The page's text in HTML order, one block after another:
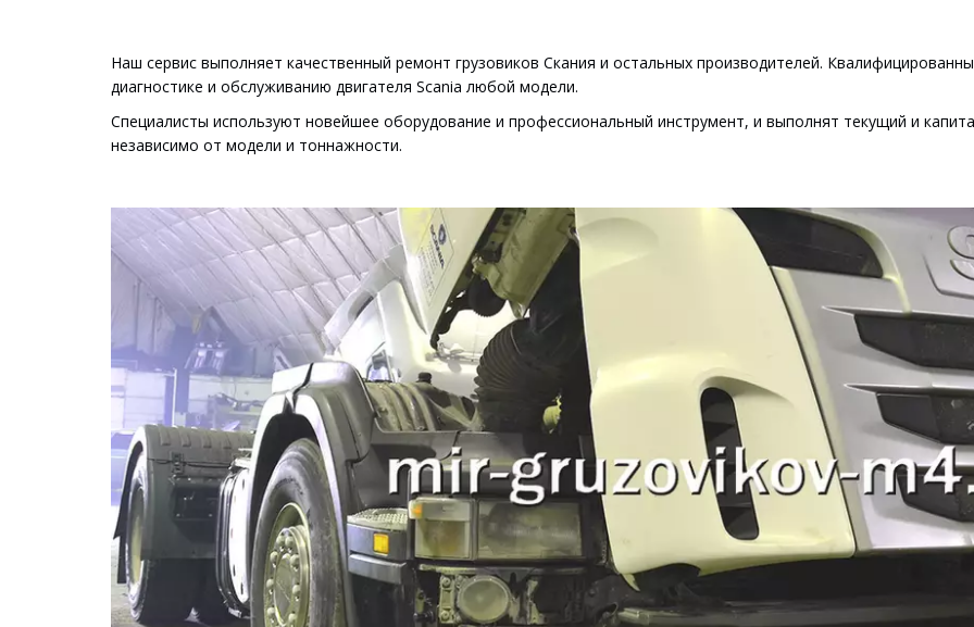
Наш сервис выполняет качественный ремонт грузовиков Скания и остальных производителей.
диагностике и обслуживанию двигателя Scania любой модели.
Специалисты используют новейшее оборудование и профессиональный инструмент, и выполнят текущий и
независимо от модели и тоннажности.